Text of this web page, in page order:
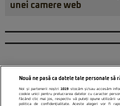
unei camere web
Nouă ne pasă ca datele tale personale să
Noi și partenerii noștri1019 stocăm și/sau accesăm
cookie unici pentru prelucrarea datelor cu caracter
făcând clic mai jos, respectiv vă puteți opune utilizării
politica de confidențialitate. Aceste alegeri vor fi